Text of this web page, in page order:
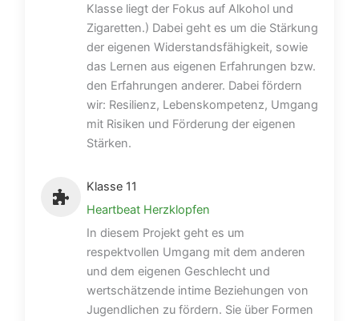
Klasse liegt der Fokus auf Alkohol und
Zigaretten.) Dabei geht es um die Stärkung
der eigenen Widerstandsfähigkeit, sowie
das Lernen aus eigenen Erfahrungen bzw.
den Erfahrungen anderer. Dabei fördern
wir: Resilienz, Lebenskompetenz, Umgang
mit Risiken und Förderung der eigenen
Stärken.
Klasse 11
Heartbeat Herzklopfen
In diesem Projekt geht es um
respektvollen Umgang mit dem anderen
und dem eigenen Geschlecht und
wertschätzende intime Beziehungen von
Jugendlichen zu fördern. Sie über Formen